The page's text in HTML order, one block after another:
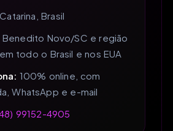
Brasil
Benedito Novo/SC e região
todo o Brasil e nos EUA
100% online, com
WhatsApp e e-mail
99152-4905